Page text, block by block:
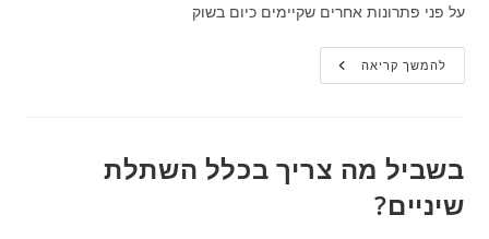
על פני פתרונות אחרים שקיימים כיום בשוק
להמשך קריאה4
יתרונות
פני
האלטרנטיבות
בשביל מה צריך בכלל השתלת
שיניים?